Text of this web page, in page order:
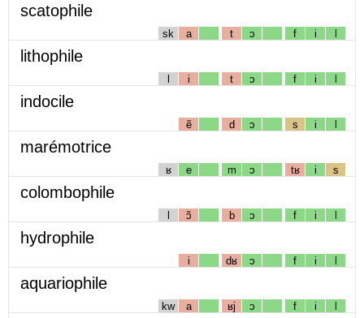
scatophile
sk a t ɔ f i l
lithophile
l i t ɔ f i l
indocile
ẽ d ɔ s i l
marémotrice
ʁ e m ɔ tʁ i s
colombophile
l ɔ̃ b ɔ f i l
hydrophile
i dʁ ɔ f i l
aquariophile
kw a ʁj ɔ f i l